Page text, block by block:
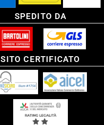
SPEDITO DA
SITO CERTIFICATO